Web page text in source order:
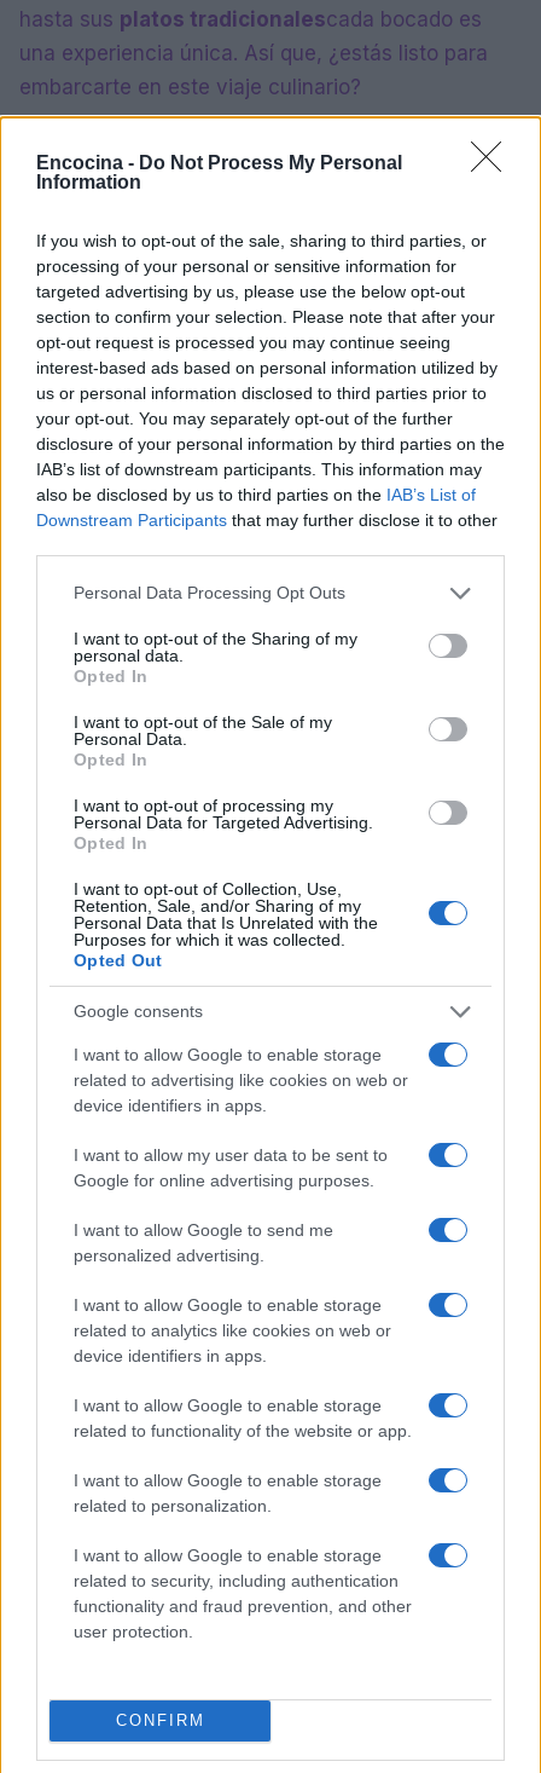
Encocina - Do Not Process My Personal
Information
If you wish to opt-out of the sale, sharing to third parties, or
processing of your personal or sensitive information for
targeted advertising by us, please use the below opt-out
section to confirm your selection. Please note that after your
opt-out request is processed you may continue seeing
interest-based ads based on personal information utilized by
us or personal information disclosed to third parties prior to
your opt-out. You may separately opt-out of the further
disclosure of your personal information by third parties on the
IAB’s list of downstream participants. This information may
also be disclosed by us to third parties on the IAB’s List of
Downstream Participants that may further disclose it to other
Please note that this website/app uses one or more Google
not limited to your visit or usage behaviour. You may click to
grant or deny consent to Google and its third-party tags to
use your data for below specified purposes in below Google
consent section.
Personal Data Processing Opt Outs
I want to opt-out of the Sharing of my
personal data.
Opted In
I want to opt-out of the Sale of my
Personal Data.
Opted In
I want to opt-out of processing my
Personal Data for Targeted Advertising.
Opted In
I want to opt-out of Collection, Use,
Retention, Sale, and/or Sharing of my
Personal Data that Is Unrelated with the
Purposes for which it was collected.
Opted Out
Google consents
I want to allow Google to enable storage
related to advertising like cookies on web or
device identifiers in apps.
I want to allow my user data to be sent to
Google for online advertising purposes.
I want to allow Google to send me
personalized advertising.
I want to allow Google to enable storage
related to analytics like cookies on web or
device identifiers in apps.
I want to allow Google to enable storage
related to functionality of the website or app.
I want to allow Google to enable storage
related to personalization.
I want to allow Google to enable storage
related to security, including authentication
functionality and fraud prevention, and other
user protection.
CONFIRM
hasta sus platos tradicionalescada bocado es
una experiencia única. Así que, ¿estás listo para
embarcarte en este viaje culinario?
AUTOR
Diego Romero trabajó en cocinas de Madrid y
Sevilla durante quince años antes de pasar al
periodismo gastronómico. Especializado en
recetas tradicionales reinterpretadas.
Sigue leyendo
SALUD Y ALIMENTACIÓN
Explorando las similitudes y diferencias entre la
gastronomía peruana y ecuatoriana
Lucía Fernández · 6 Ago 2026